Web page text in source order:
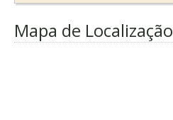
Mapa de Localização